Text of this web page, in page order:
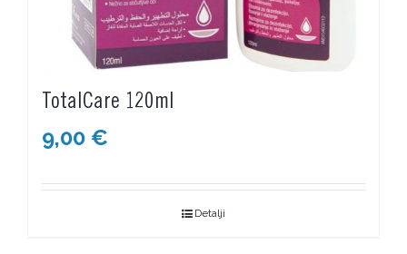
TotalCare 120ml
9,00 €
Detalji